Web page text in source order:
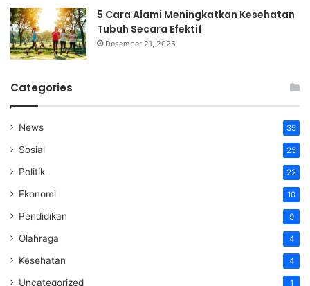
5 Cara Alami Meningkatkan Kesehatan
Tubuh Secara Efektif
Desember 21, 2025
Categories
News 35
Sosial 25
Politik 22
Ekonomi 10
Pendidikan 9
Olahraga 4
Kesehatan 4
Uncategorized 1